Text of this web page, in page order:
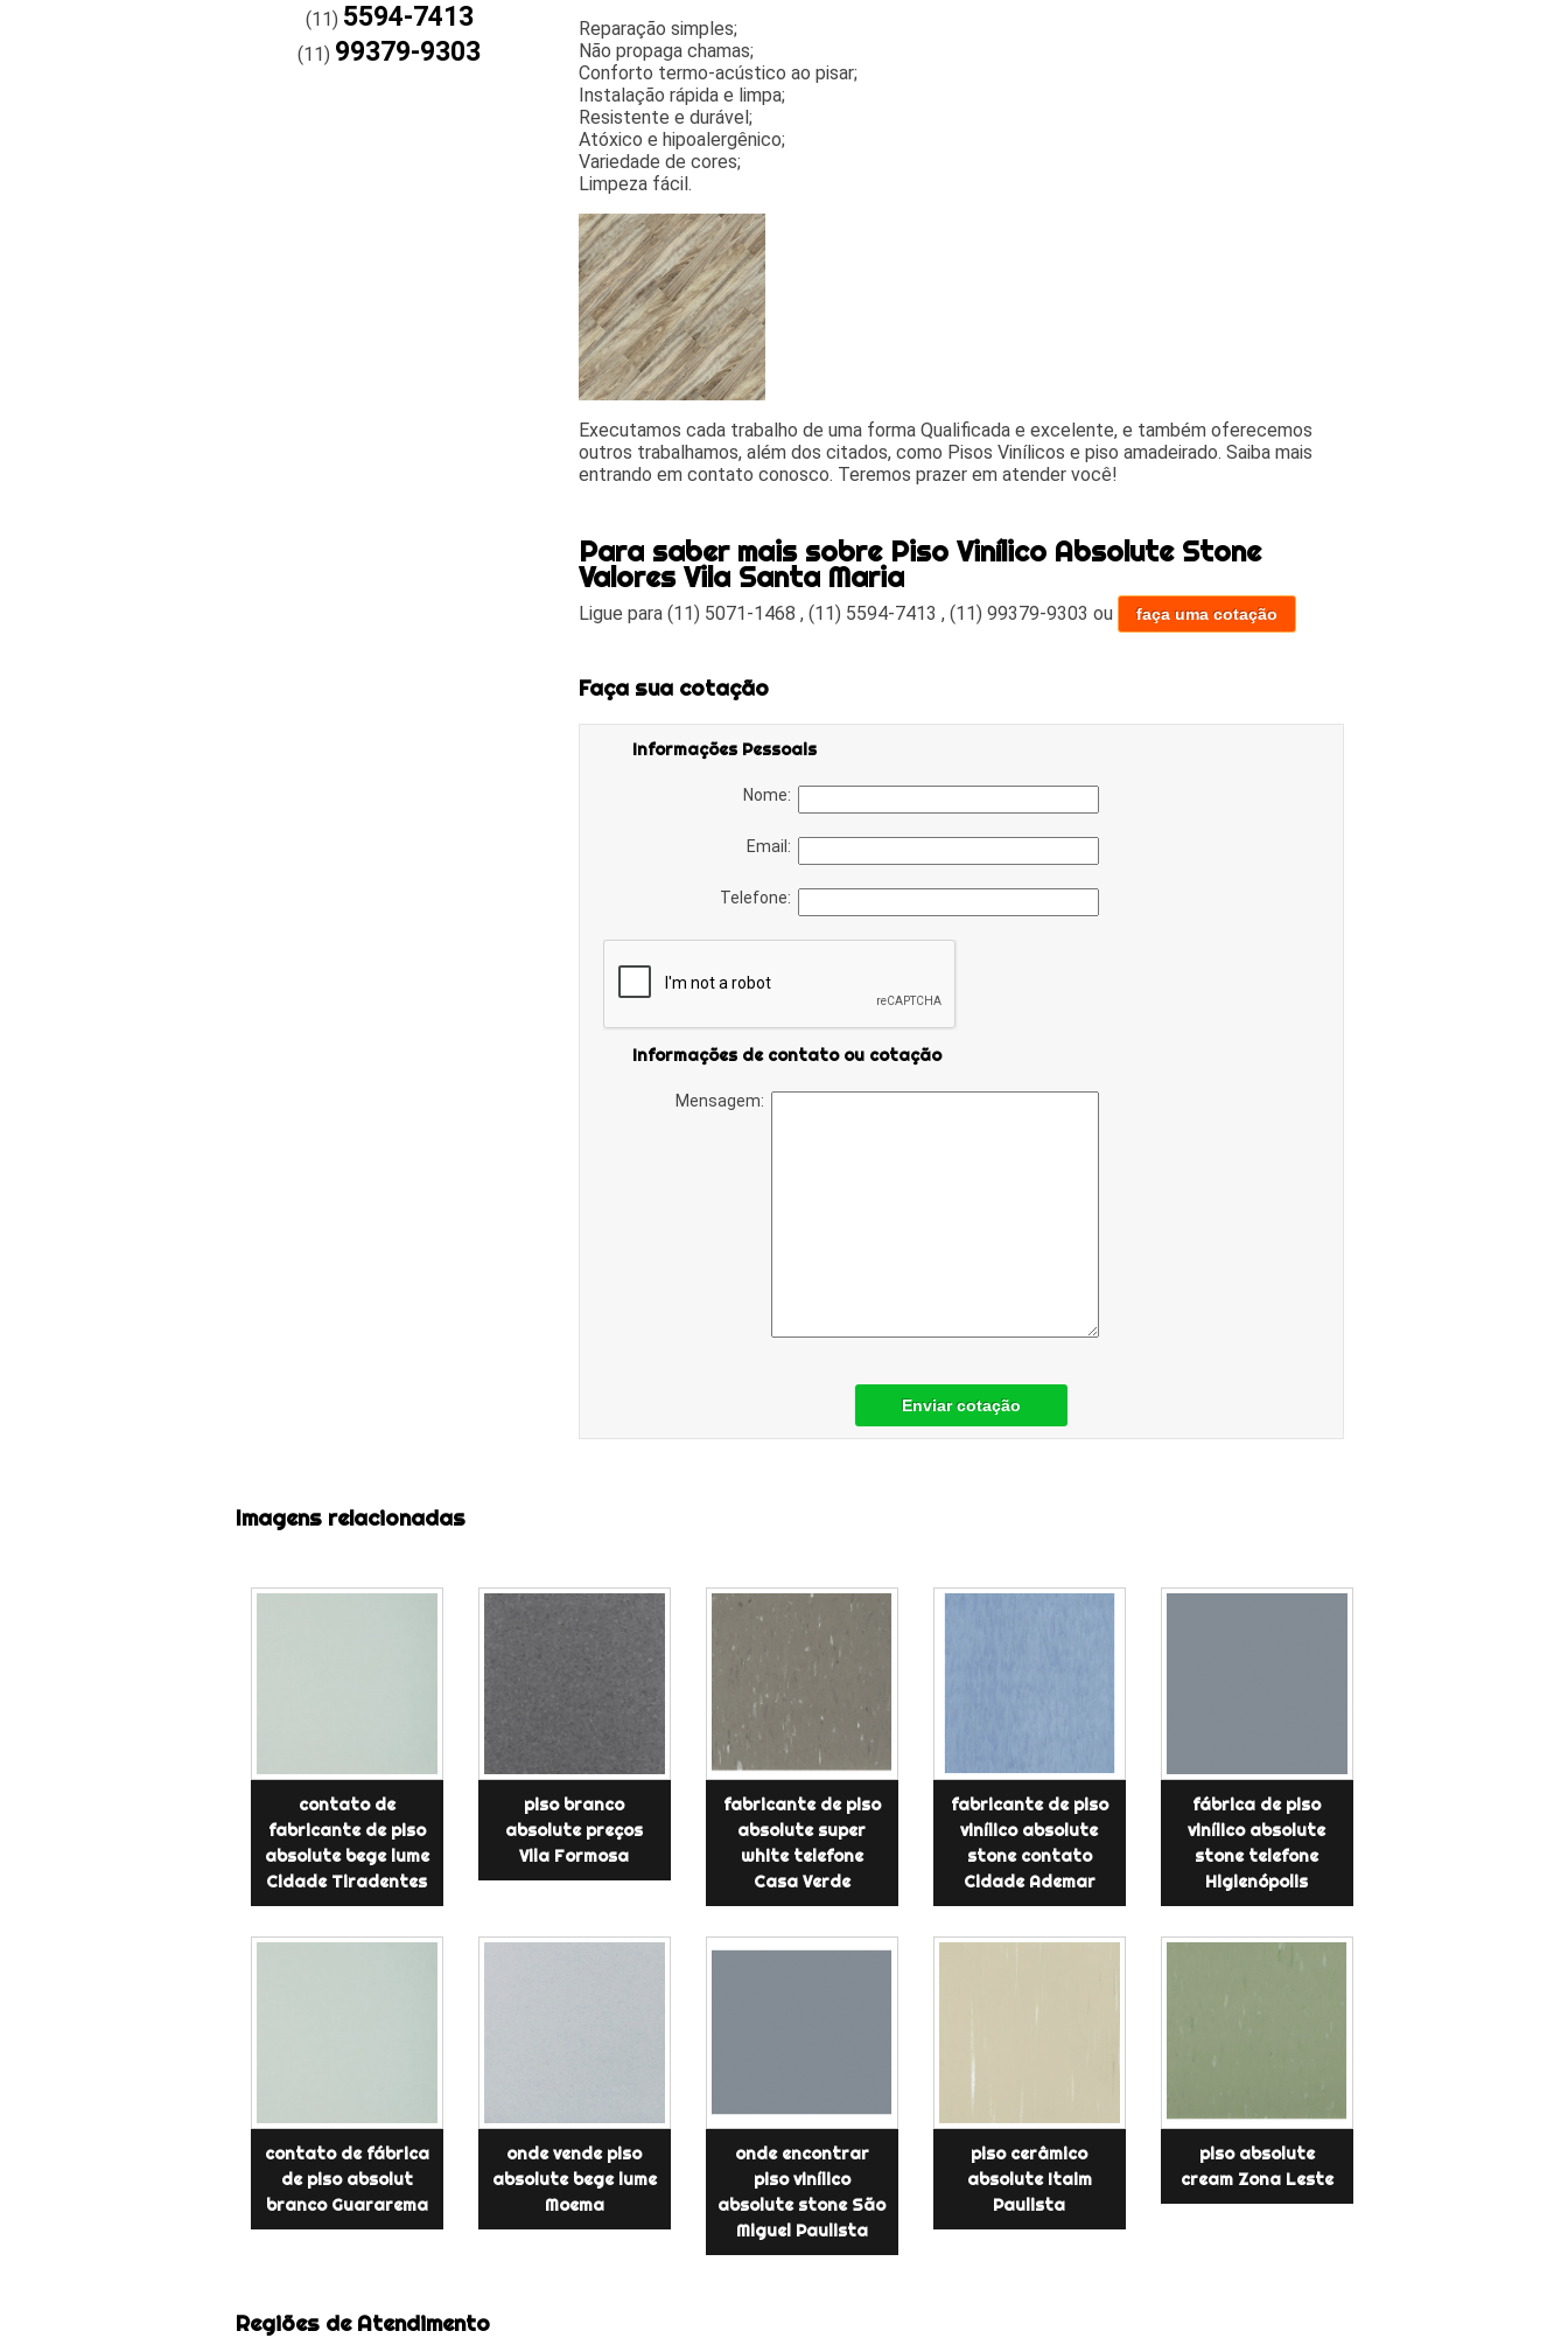
(11) 5594-7413
(11) 99379-9303
Reparação simples;
Não propaga chamas;
Conforto termo-acústico ao pisar;
Instalação rápida e limpa;
Resistente e durável;
Atóxico e hipoalergênico;
Variedade de cores;
Limpeza fácil.
Executamos cada trabalho de uma forma Qualificada e excelente, e também oferecemos
outros trabalhamos, além dos citados, como Pisos Vinílicos e piso amadeirado. Saiba mais
entrando em contato conosco. Teremos prazer em atender você!
Para saber mais sobre Piso Vinílico Absolute Stone
Valores Vila Santa Maria
Ligue para (11) 5071-1468 , (11) 5594-7413 , (11) 99379-9303 ou faça uma cotação
Faça sua cotação
Informações Pessoais
Nome:
Email:
Telefone:
Informações de contato ou cotação
Mensagem:
Enviar cotação
Imagens relacionadas
contato de
fabricante de piso
absolute bege lume
Cidade Tiradentes
piso branco
absolute preços
Vila Formosa
fabricante de piso
absolute super
white telefone
Casa Verde
fabricante de piso
vinílico absolute
stone contato
Cidade Ademar
fábrica de piso
vinílico absolute
stone telefone
Higienópolis
contato de fábrica
de piso absolut
branco Guararema
onde vende piso
absolute bege lume
Moema
onde encontrar
piso vinílico
absolute stone São
Miguel Paulista
piso cerâmico
absolute Itaim
Paulista
piso absolute
cream Zona Leste
Regiões de Atendimento